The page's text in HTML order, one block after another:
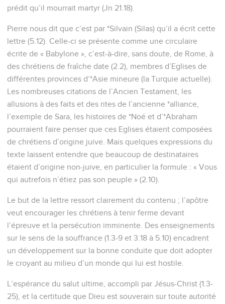
prédit qu’il mourrait martyr (Jn 21.18).
Pierre nous dit que c’est par *Silvain (Silas) qu’il a écrit cette
lettre (5.12). Celle-ci se présente comme une circulaire
écrite de « Babylone », c’est-à-dire, sans doute, de Rome, à
des chrétiens de fraîche date (2.2), membres d’Eglises de
différentes provinces d’*Asie mineure (la Turquie actuelle).
Les nombreuses citations de l’Ancien Testament, les
allusions à des faits et des rites de l’ancienne *alliance,
l’exemple de Sara, les histoires de *Noé et d’*Abraham
pourraient faire penser que ces Eglises étaient composées
de chrétiens d’origine juive. Mais quelques expressions du
texte laissent entendre que beaucoup de destinataires
étaient d’origine non-juive, en particulier la formule : « Vous
qui autrefois n’étiez pas son peuple » (2.10).
Le but de la lettre ressort clairement du contenu ; l’apôtre
veut encourager les chrétiens à tenir ferme devant
l’épreuve et la persécution imminente. Des enseignements
sur le sens de la souffrance (1.3-9 et 3.18 à 5.10) encadrent
un développement sur la bonne conduite que doit adopter
le croyant au milieu d’un monde qui lui est hostile.
L’espérance du salut ultime, accompli par Jésus-Christ (1.3-
25), et la certitude que Dieu est souverain sur toute autorité